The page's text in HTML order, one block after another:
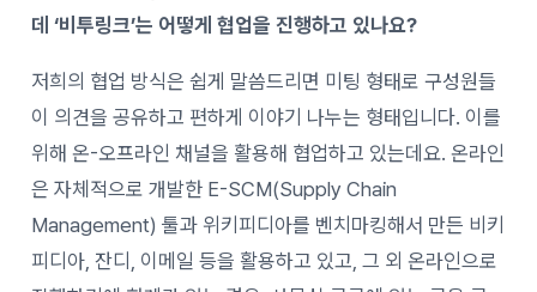
데 ‘비투링크’는 어떻게 협업을 진행하고 있나요?
저희의 협업 방식은 쉽게 말씀드리면 미팅 형태로 구성원들
이 의견을 공유하고 편하게 이야기 나누는 형태입니다. 이를
위해 온-오프라인 채널을 활용해 협업하고 있는데요. 온라인
은 자체적으로 개발한 E-SCM(Supply Chain
Management) 툴과 위키피디아를 벤치마킹해서 만든 비키
피디아, 잔디, 이메일 등을 활용하고 있고, 그 외 온라인으로